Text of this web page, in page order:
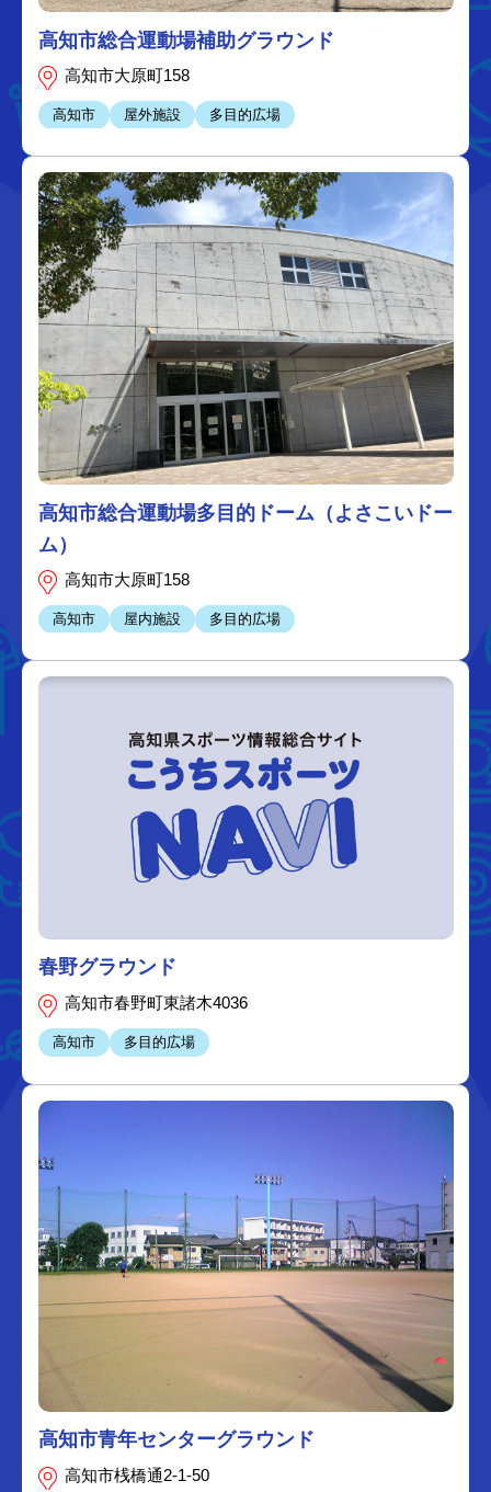
高知市総合運動場補助グラウンド
高知市大原町158
高知市 屋外施設 多目的広場
高知市総合運動場多目的ドーム（よさこいドー
ム）
高知市大原町158
高知市 屋内施設 多目的広場
春野グラウンド
高知市春野町東諸木4036
高知市 多目的広場
高知市青年センターグラウンド
高知市桟橋通2-1-50